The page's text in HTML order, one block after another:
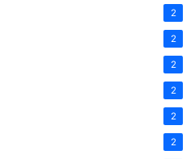
2
2
2
2
2
2